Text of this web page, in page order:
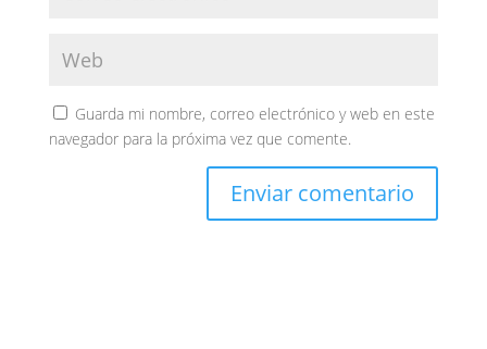
Guarda mi nombre, correo electrónico y web en este
navegador para la próxima vez que comente.